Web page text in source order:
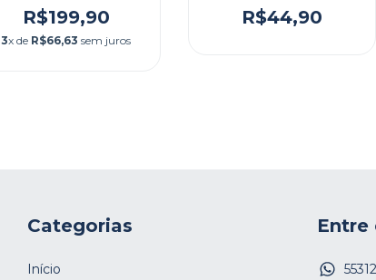
R$199,90
3x de R$66,63 sem juros
R$44,90
Categorias
Início
Entre